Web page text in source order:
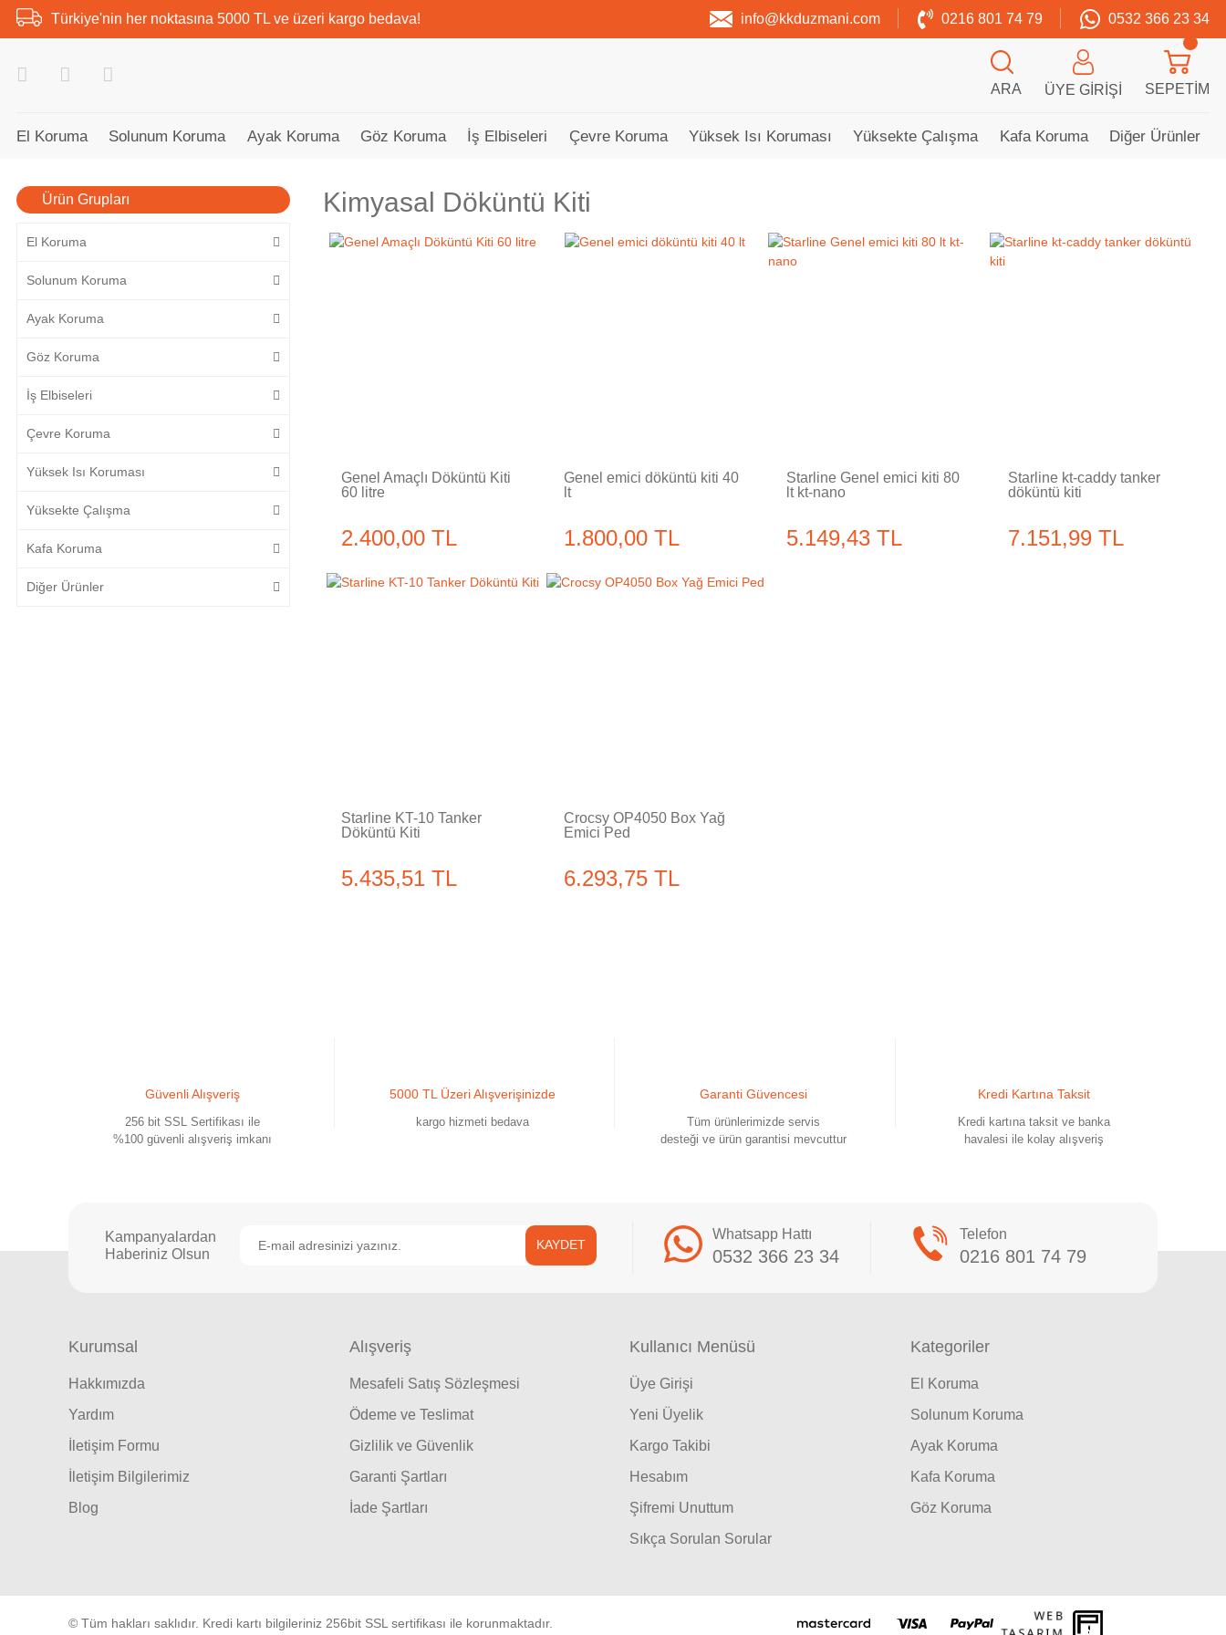
Türkiye'nin her noktasına 5000 TL ve üzeri kargo bedava! info@kkduzmani.com 0216 801 74 79 0532 366 23 34
ARA ÜYE GIRIŞI SEPETIM
El Koruma Solunum Koruma Ayak Koruma Göz Koruma İş Elbiseleri Çevre Koruma Yüksek Isı Koruması Yüksekte Çalışma Kafa Koruma Diğer Ürünler
Ürün Grupları
El Koruma
Solunum Koruma
Ayak Koruma
Göz Koruma
İş Elbiseleri
Çevre Koruma
Yüksek Isı Koruması
Yüksekte Çalışma
Kafa Koruma
Diğer Ürünler
Kimyasal Döküntü Kiti
Genel Amaçlı Döküntü Kiti
60 litre
2.400,00 TL
Genel emici döküntü kiti 40
lt
1.800,00 TL
Starline Genel emici kiti 80
lt kt-nano
5.149,43 TL
Starline kt-caddy tanker
döküntü kiti
7.151,99 TL
Starline KT-10 Tanker
Döküntü Kiti
5.435,51 TL
Crocsy OP4050 Box Yağ
Emici Ped
6.293,75 TL
Güvenli Alışveriş
256 bit SSL Sertifikası ile
%100 güvenli alışveriş imkanı
5000 TL Üzeri Alışverişinizde
kargo hizmeti bedava
Garanti Güvencesi
Tüm ürünlerimizde servis
desteği ve ürün garantisi mevcuttur
Kredi Kartına Taksit
Kredi kartına taksit ve banka
havalesi ile kolay alışveriş
Kampanyalardan
Haberiniz Olsun
KAYDET
Whatsapp Hattı
0532 366 23 34
Telefon
0216 801 74 79
Kurumsal
Hakkımızda
Yardım
İletişim Formu
İletişim Bilgilerimiz
Blog
Alışveriş
Mesafeli Satış Sözleşmesi
Ödeme ve Teslimat
Gizlilik ve Güvenlik
Garanti Şartları
İade Şartları
Kullanıcı Menüsü
Üye Girişi
Yeni Üyelik
Kargo Takibi
Hesabım
Şifremi Unuttum
Sıkça Sorulan Sorular
Kategoriler
El Koruma
Solunum Koruma
Ayak Koruma
Kafa Koruma
Göz Koruma
© Tüm hakları saklıdır. Kredi kartı bilgileriniz 256bit SSL sertifikası ile korunmaktadır.
WEB